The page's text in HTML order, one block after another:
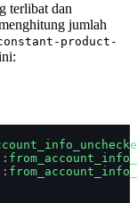
terlibat dan
jumlah
product-